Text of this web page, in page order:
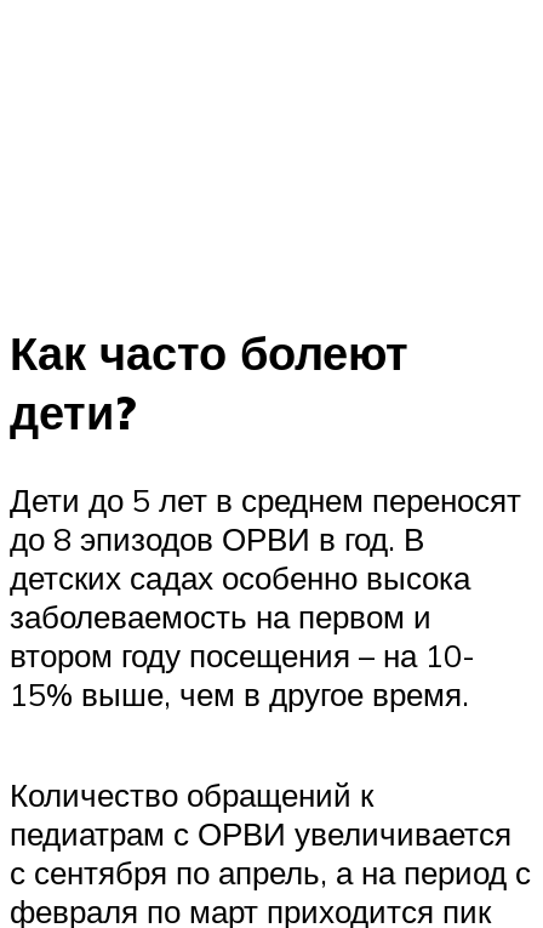
Как часто болеют
дети?
Дети до 5 лет в среднем переносят
до 8 эпизодов ОРВИ в год. В
детских садах особенно высока
заболеваемость на первом и
втором году посещения – на 10-
15% выше, чем в другое время.
Количество обращений к
педиатрам с ОРВИ увеличивается
с сентября по апрель, а на период с
февраля по март приходится пик